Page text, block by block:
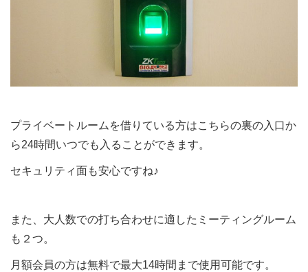
プライベートルームを借りている方はこちらの裏の入口か
ら24時間いつでも入ることができます。
セキュリティ面も安心ですね♪
また、大人数での打ち合わせに適したミーティングルーム
も２つ。
月額会員の方は無料で最大14時間まで使用可能です。